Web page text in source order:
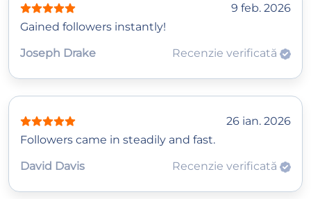
9 feb. 2026
Gained followers instantly!
Joseph Drake
Recenzie verificată
26 ian. 2026
Followers came in steadily and fast.
David Davis
Recenzie verificată